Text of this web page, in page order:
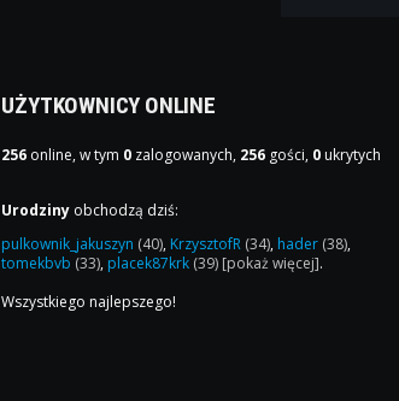
UŻYTKOWNICY ONLINE
256 online, w tym 0 zalogowanych, 256 gości, 0 ukrytych
Urodziny obchodzą dziś:
pulkownik_jakuszyn (40), KrzysztofR (34), hader (38),
tomekbvb (33), placek87krk (39) [pokaż więcej].
Wszystkiego najlepszego!